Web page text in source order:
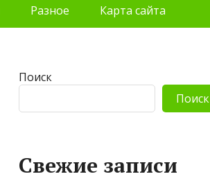
Разное Карта сайта
Поиск
Поиск
Свежие записи